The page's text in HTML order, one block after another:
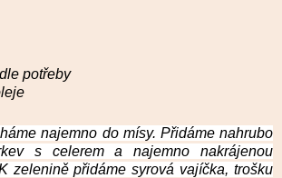
potřeby
najemno do mísy. Přidáme nahrubo
s celerem a najemno nakrájenou
zelenině přidáme syrová vajíčka, trošku